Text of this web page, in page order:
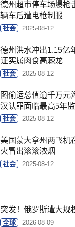
德州超市停车场爆枪
辆车后遭电枪制服
社会 2025-08-12
德州洪水冲出1.15亿
证实属肉食高棘龙
社会 2025-08-12
图偷运总值逾千万元
汉认罪面临最高5年监
社会 2025-08-12
美国蒙大拿州两飞机
火冒出滚滚浓烟
社会 2025-08-12
突发！俄罗斯遭大规
全球 2026-08-09